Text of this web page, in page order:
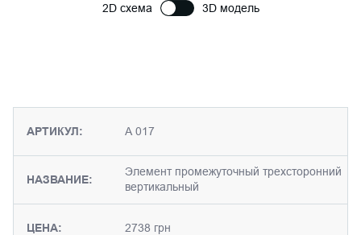
2D схема 3D модель
АРТИКУЛ:
НАЗВАНИЕ:
ЦЕНА:
А 017
Элемент промежуточный трехсторонний
вертикальный
2738 грн